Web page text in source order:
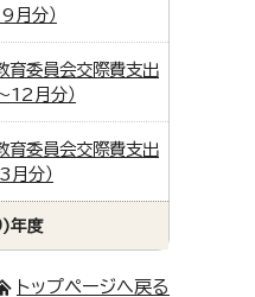
月分）
育委員会交際費支出
12月分）
育委員会交際費支出
月分）
年度
トップページへ戻る